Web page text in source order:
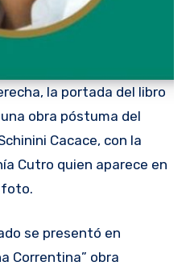
la portada del libro
obra póstuma del
Cacace, con la
Cutro quien aparece en
foto.
Correntina” obra